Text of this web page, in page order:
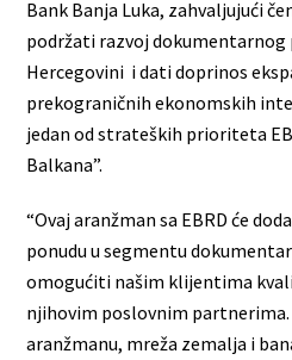
Bank Banja Luka, zahvaljujući
podržati razvoj dokumentarnog
Hercegovini i dati doprinos
prekograničnih ekonomskih
jedan od strateških prioriteta
Balkana”.
“Ovaj aranžman sa EBRD će
ponudu u segmentu
omogućiti našim klijentima
njihovim poslovnim partnerima.
aranžmanu, mreža zemalja i